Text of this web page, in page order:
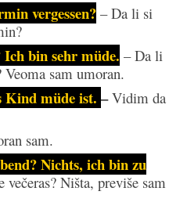
vergessen? – Da li si
bin sehr müde. – Da li
sam umoran.
Kind müde ist. –Vidim da
sam.
Nichts, ich bin zu
večeras? Ništa, previše sam